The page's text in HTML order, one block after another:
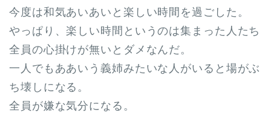
今度は和気あいあいと楽しい時間を過ごした。
やっぱり、楽しい時間というのは集まった人たち
全員の心掛けが無いとダメなんだ。
一人でもああいう義姉みたいな人がいると場がぶ
ち壊しになる。
全員が嫌な気分になる。